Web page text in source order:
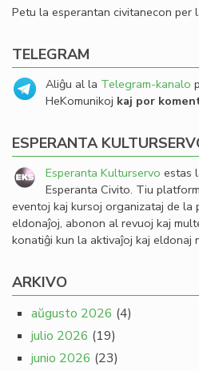
Petu la esperantan civitanecon per
TELEGRAM
Aliĝu al la Telegram-kanalo
HeKomunikoj kaj por
ESPERANTA
Esperanta Kulturservo estas
Esperanta Civito. Tiu
eventoj kaj kursoj organizataj de la
eldonaĵoj, abonon al revuoj kaj
konatiĝi kun la aktivaĵoj kaj eldonaj
ARKIVO
aŭgusto 2026 (4)
julio 2026 (19)
junio 2026 (23)